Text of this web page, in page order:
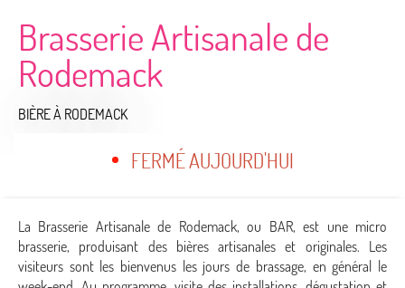
Brasserie Artisanale de
Rodemack
BIÈREÀ RODEMACK
FERMÉ AUJOURD'HUI
La Brasserie Artisanale de Rodemack, ou BAR, est une micro
brasserie, produisant des bières artisanales et originales. Les
visiteurs sont les bienvenus les jours de brassage, en général le